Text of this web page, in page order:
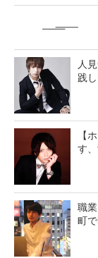
人
践
【
す
職
町